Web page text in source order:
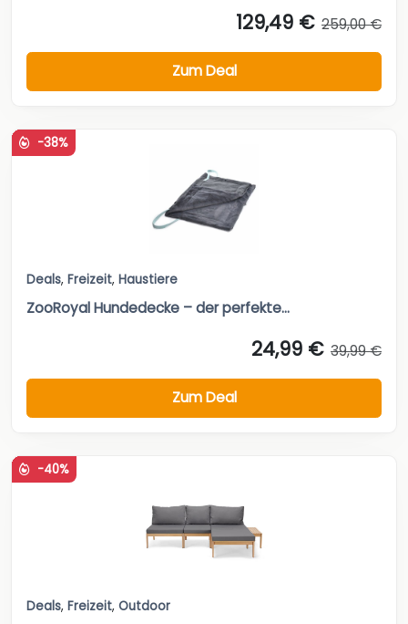
129,49 € 259,00 €
Zum Deal
-38%
Deals, Freizeit, Haustiere
ZooRoyal Hundedecke – der perfekte...
24,99 € 39,99 €
Zum Deal
-40%
Deals, Freizeit, Outdoor